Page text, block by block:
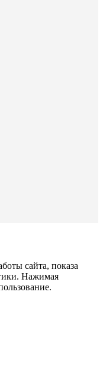
сайта, показа
Нажимая